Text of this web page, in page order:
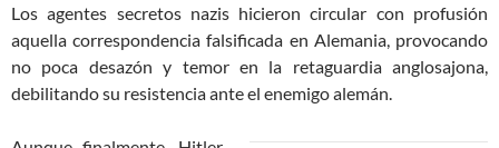
Los agentes secretos nazis hicieron circular con profusión
aquella correspondencia falsificada en Alemania, provocando
no poca desazón y temor en la retaguardia anglosajona,
debilitando su resistencia ante el enemigo alemán.